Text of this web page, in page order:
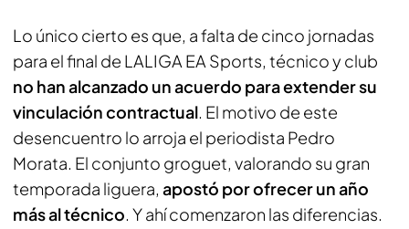
Lo único cierto es que, a falta de cinco jornadas
para el final de LALIGA EA Sports, técnico y club
no han alcanzado un acuerdo para extender su
vinculación contractual. El motivo de este
desencuentro lo arroja el periodista Pedro
Morata. El conjunto groguet, valorando su gran
temporada liguera, apostó por ofrecer un año
más al técnico. Y ahí comenzaron las diferencias.